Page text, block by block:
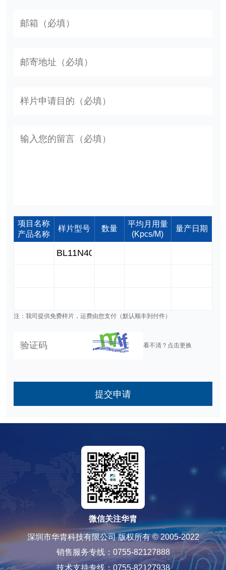
项目名称
产品名称
样片型号 数量
平均月用量
(Kpcs/M)
量产日期
注：我司提供免费样片，运费由您支付（默认顺丰到付件）
看不清？点击更换
提交申请
微信关注华胄
深圳市华胄科技有限公司 版权所有 © 2005-2022
销售服务专线：0755-82127888
技术支持专线：0755-82127938